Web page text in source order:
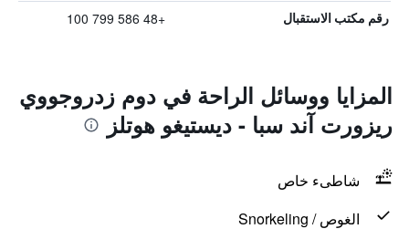
رقم مكتب الاستقبال +48 586 799 100
المزايا ووسائل الراحة في دوم زدروجووي
ريزورت آند سبا - ديستيغو هوتلز
شاطىء خاص
الغوص / Snorkeling